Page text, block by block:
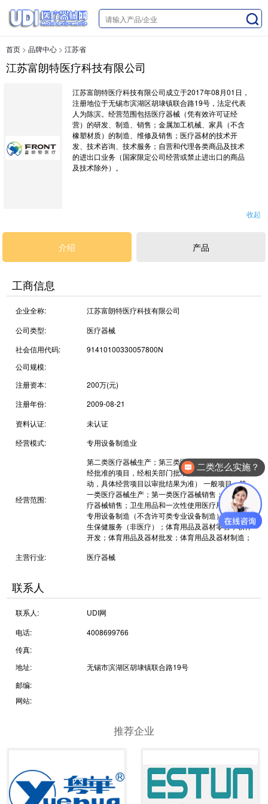
首页> 品牌中心> 江苏省
江苏富朗特医疗科技有限公司
江苏富朗特医疗科技有限公司成立于2017年08月01日，
注册地位于无锡市滨湖区胡埭镇联合路19号，法定代表
人为陈滨。经营范围包括医疗器械（凭有效许可证经
营）的研发、制造、销售；金属加工机械、家具（不含
橡塑材质）的制造、维修及销售；医疗器材的技术开
发、技术咨询、技术服务；自营和代理各类商品及技术
的进出口业务（国家限定公司经营或禁止进出口的商品
及技术除外）。
收起
介绍 产品
工商信息
企业全称:
江苏富朗特医疗科技有限公司
公司类型:
医疗器械
社会信用代码:
91410100330057800N
公司规模:
注册资本:
200万(元)
注册年份:
2009-08-21
资料认证:
未认证
经营模式:
专用设备制造业
经营范围:
第二类医疗器械生产；第三类医疗器械经营（依法须
经批准的项目，经相关部门批准后方可开展经营活
动，具体经营项目以审批结果为准） 一般项目：第
一类医疗器械生产；第一类医疗器械销售；第二类医
疗器械销售；卫生用品和一次性使用医疗用品销售；
专用设备制造（不含许可类专业设备制造）；中医养
生保健服务（非医疗）；体育用品及器材零售；软件
开发；体育用品及器材批发；体育用品及器材制造；
主营行业:
医疗器械
联系人
联系人:
UDI网
电话:
4008699766
传真:
地址:
无锡市滨湖区胡埭镇联合路19号
邮编:
网站:
推荐企业
二类怎么实施？